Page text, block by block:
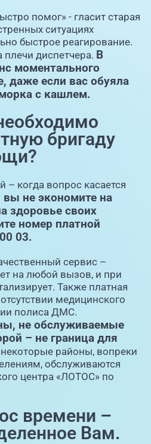
помог» - гласит старая
ситуациях
быстрое реагирование.
плечи диспетчера. В
моментального
даже если вас обуяла
с кашлем.
бригаду
когда вопрос касается
вы не экономите на
здоровье своих
номер платной
03.
сервис –
на любой вызов, и при
Также платная
медицинского
полиса ДМС.
не обслуживаемые
– не граница для
некоторые районы, вопреки
обслуживаются
центра «ЛОТОС» по
времени –
Вам.